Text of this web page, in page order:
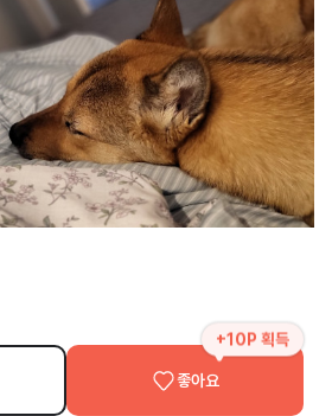
+10P 획득
좋아요